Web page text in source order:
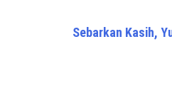
Sebarkan Kasih,